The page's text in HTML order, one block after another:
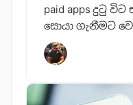
paid apps දුටු
සොයා ගැනීමට